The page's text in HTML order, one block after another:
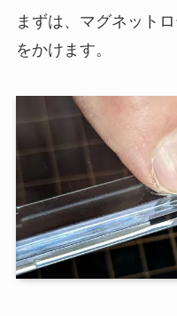
まずは、マグネット
をかけます。